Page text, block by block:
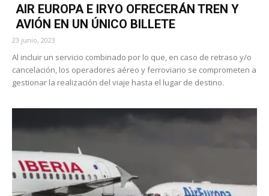
AIR EUROPA E IRYO OFRECERÁN TREN Y
AVIÓN EN UN ÚNICO BILLETE
23 junio, 2023
Al incluir un servicio combinado por lo que, en caso de retraso y/o
cancelación, los operadores aéreo y ferroviario se comprometen a
gestionar la realización del viaje hasta el lugar de destino.